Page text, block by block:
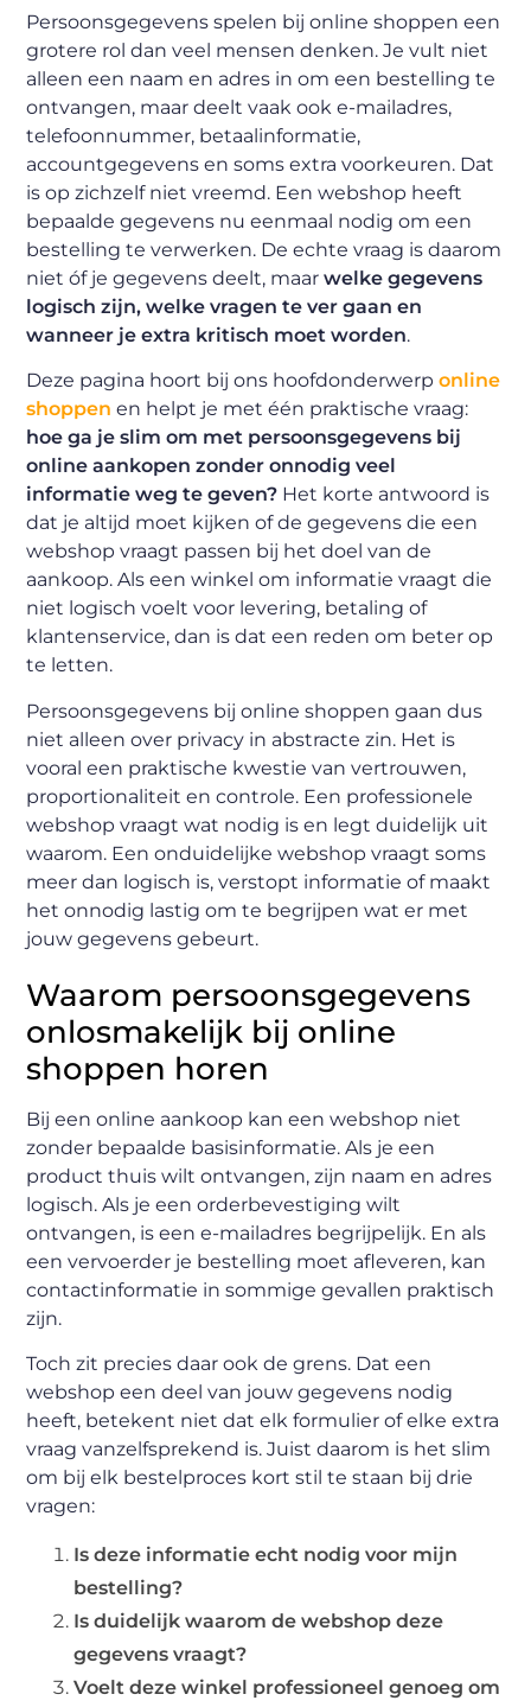
Persoonsgegevens spelen bij online shoppen een
grotere rol dan veel mensen denken. Je vult niet
alleen een naam en adres in om een bestelling te
ontvangen, maar deelt vaak ook e-mailadres,
telefoonnummer, betaalinformatie,
accountgegevens en soms extra voorkeuren. Dat
is op zichzelf niet vreemd. Een webshop heeft
bepaalde gegevens nu eenmaal nodig om een
bestelling te verwerken. De echte vraag is daarom
niet óf je gegevens deelt, maarwelke gegevens
logisch zijn, welke vragen te ver gaan en
wanneer je extra kritisch moet worden.
Deze pagina hoort bij ons hoofdonderwerponline
shoppen en helpt je met één praktische vraag:
hoe ga je slim om met persoonsgegevens bij
online aankopen zonder onnodig veel
informatie weg te geven? Het korte antwoord is
dat je altijd moet kijken of de gegevens die een
webshop vraagt passen bij het doel van de
aankoop. Als een winkel om informatie vraagt die
niet logisch voelt voor levering, betaling of
klantenservice, dan is dat een reden om beter op
te letten.
Persoonsgegevens bij online shoppen gaan dus
niet alleen over privacy in abstracte zin. Het is
vooral een praktische kwestie van vertrouwen,
proportionaliteit en controle. Een professionele
webshop vraagt wat nodig is en legt duidelijk uit
waarom. Een onduidelijke webshop vraagt soms
meer dan logisch is, verstopt informatie of maakt
het onnodig lastig om te begrijpen wat er met
jouw gegevens gebeurt.
Waarom persoonsgegevens
onlosmakelijk bij online
shoppen horen
Bij een online aankoop kan een webshop niet
zonder bepaalde basisinformatie. Als je een
product thuis wilt ontvangen, zijn naam en adres
logisch. Als je een orderbevestiging wilt
ontvangen, is een e-mailadres begrijpelijk. En als
een vervoerder je bestelling moet afleveren, kan
contactinformatie in sommige gevallen praktisch
zijn.
Toch zit precies daar ook de grens. Dat een
webshop een deel van jouw gegevens nodig
heeft, betekent niet dat elk formulier of elke extra
vraag vanzelfsprekend is. Juist daarom is het slim
om bij elk bestelproces kort stil te staan bij drie
vragen:
Is deze informatie echt nodig voor mijn
bestelling?
Is duidelijk waarom de webshop deze
gegevens vraagt?
Voelt deze winkel professioneel genoeg om